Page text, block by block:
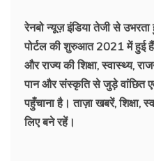
रेनबो न्यूज़ इंडिया तेजी से
पोर्टल की शुरुआत 2021 में हुई
और राज्य की शिक्षा, स्वास्थ्य,
पान और संस्कृति से जुड़े वांछित
पहुँचाना है। ताज़ा खबरें,
लिए बने रहें।